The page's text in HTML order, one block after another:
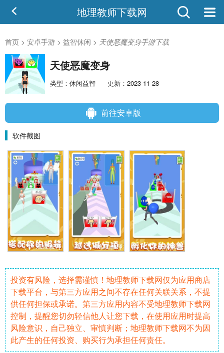
地理教师下载网
首页 > 安卓手游 > 益智休闲 > 天使恶魔变身手游下载
天使恶魔变身
类型：休闲益智 更新：2023-11-28
前往安卓版
软件截图
投资有风险，选择需谨慎！地理教师下载网仅为应用商店
下载平台，与第三方应用之间不存在任何关联关系，不提
供任何担保或承诺。第三方应用内容不受地理教师下载网
控制，提醒您切勿轻信他人让您下载，在使用应用时提高
风险意识，自己独立、审慎判断；地理教师下载网不为因
此产生的任何投资、购买行为承担任何责任。